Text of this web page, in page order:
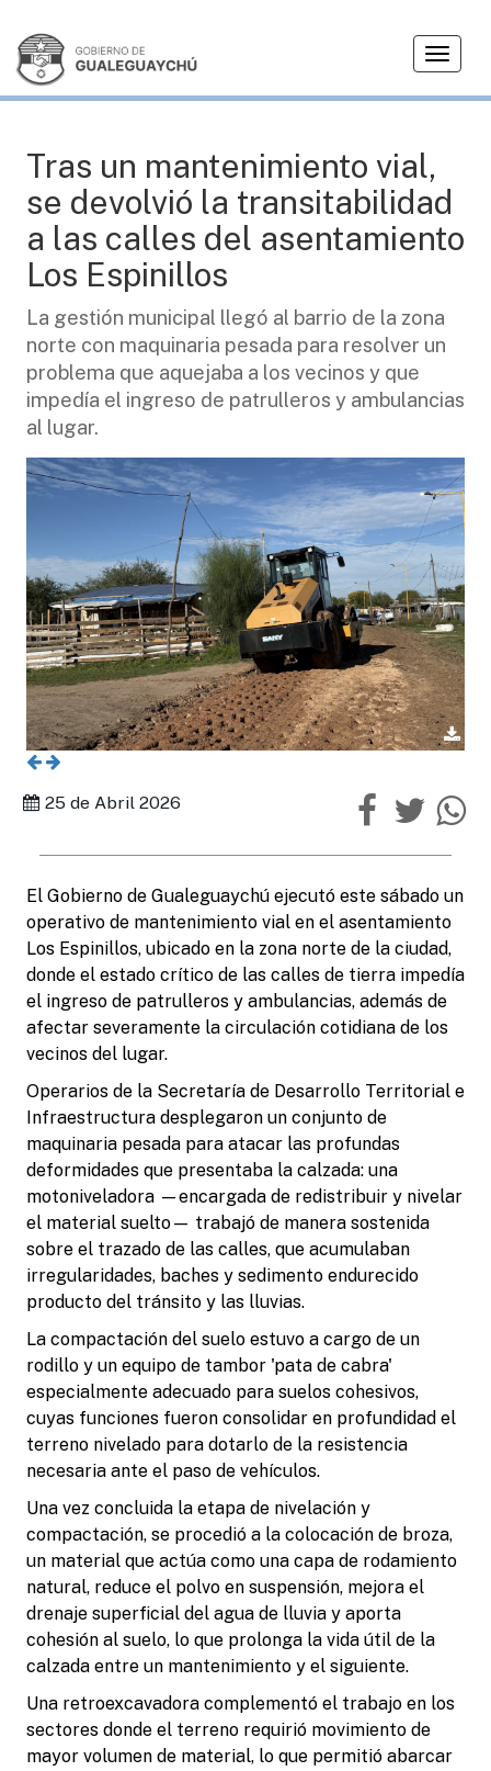
T
g
n
a
v
a
t
o
OBRAS
Tras un mantenimiento vial,
se devolvió la transitabilidad
a las calles del asentamiento
Los Espinillos
La gestión municipal llegó al barrio de la zona
norte con maquinaria pesada para resolver un
problema que aquejaba a los vecinos y que
impedía el ingreso de patrulleros y ambulancias
al lugar.
25 de Abril 2026
El Gobierno de Gualeguaychú ejecutó este sábado un
operativo de mantenimiento vial en el asentamiento
Los Espinillos, ubicado en la zona norte de la ciudad,
donde el estado crítico de las calles de tierra impedía
el ingreso de patrulleros y ambulancias, además de
afectar severamente la circulación cotidiana de los
vecinos del lugar.
Operarios de la Secretaría de Desarrollo Territorial e
Infraestructura desplegaron un conjunto de
maquinaria pesada para atacar las profundas
deformidades que presentaba la calzada: una
motoniveladora —encargada de redistribuir y nivelar
el material suelto— trabajó de manera sostenida
sobre el trazado de las calles, que acumulaban
irregularidades, baches y sedimento endurecido
producto del tránsito y las lluvias.
La compactación del suelo estuvo a cargo de un
rodillo y un equipo de tambor 'pata de cabra'
especialmente adecuado para suelos cohesivos,
cuyas funciones fueron consolidar en profundidad el
terreno nivelado para dotarlo de la resistencia
necesaria ante el paso de vehículos.
Una vez concluida la etapa de nivelación y
compactación, se procedió a la colocación de broza,
un material que actúa como una capa de rodamiento
natural, reduce el polvo en suspensión, mejora el
drenaje superficial del agua de lluvia y aporta
cohesión al suelo, lo que prolonga la vida útil de la
calzada entre un mantenimiento y el siguiente.
Una retroexcavadora complementó el trabajo en los
sectores donde el terreno requirió movimiento de
mayor volumen de material, lo que permitió abarcar